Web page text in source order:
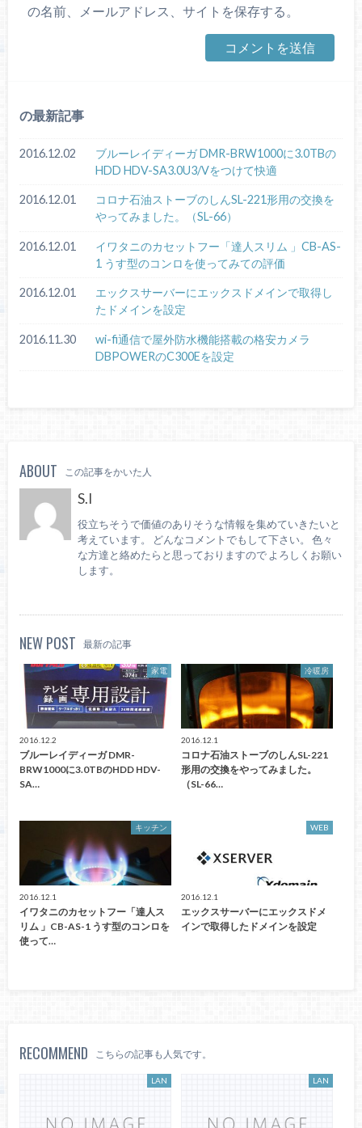
の名前、メールアドレス、サイトを保存する。
の最新記事
2016.12.02
ブルーレイディーガ DMR-BRW1000に3.0TBの
HDD HDV-SA3.0U3/Vをつけて快適
2016.12.01
コロナ石油ストーブのしんSL-221形用の交換を
やってみました。（SL-66）
2016.12.01
イワタニのカセットフー「達人スリム 」CB-AS-
1 うす型のコンロを使ってみての評価
2016.12.01
エックスサーバーにエックスドメインで取得し
たドメインを設定
2016.11.30
wi-fi通信で屋外防水機能搭載の格安カメラ
DBPOWERのC300Eを設定
ABOUT この記事をかいた人
S.I
役立ちそうで価値のありそうな情報を集めていきたいと
考えています。 どんなコメントでもして下さい。 色々
な方達と絡めたらと思っておりますので よろしくお願い
します。
NEW POST 最新の記事
家電
2016.12.2
ブルーレイディーガ DMR-
BRW1000に3.0TBのHDD HDV-
SA…
冷暖房
2016.12.1
コロナ石油ストーブのしんSL-221
形用の交換をやってみました。
（SL-66…
キッチン
2016.12.1
イワタニのカセットフー「達人ス
リム 」CB-AS-1 うす型のコンロを
使って…
WEB
2016.12.1
エックスサーバーにエックスドメ
インで取得したドメインを設定
RECOMMEND こちらの記事も人気です。
LAN LAN